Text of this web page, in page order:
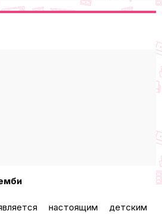
настоящим детским